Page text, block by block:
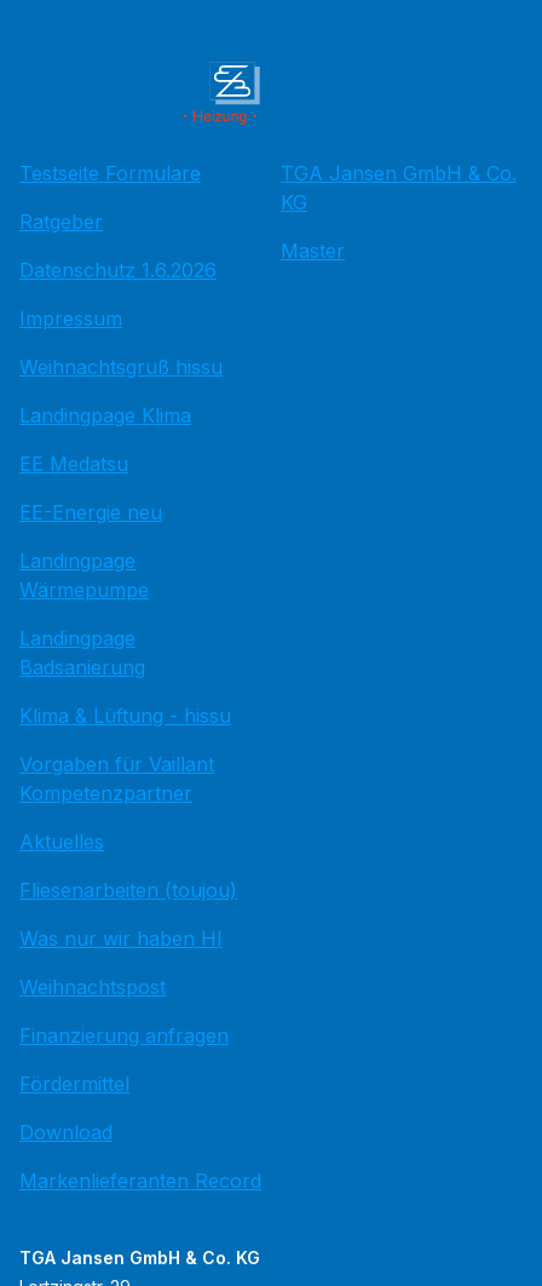
Testseite Formulare
Ratgeber
Datenschutz 1.6.2026
Impressum
Weihnachtsgruß hissu
Landingpage Klima
EE Medatsu
EE-Energie neu
Landingpage
Wärmepumpe
Landingpage
Badsanierung
Klima & Lüftung - hissu
Vorgaben für Vaillant
Kompetenzpartner
Aktuelles
Fliesenarbeiten (toujou)
Was nur wir haben HI
Weihnachtspost
Finanzierung anfragen
Fördermittel
Download
Markenlieferanten Record
TGA Jansen GmbH & Co.
KG
Master
TGA Jansen GmbH & Co. KG